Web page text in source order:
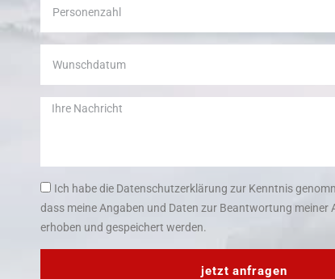
Ich habe die Datenschutzerklärung zur Kenntnis
dass meine Angaben und Daten zur Beantwortung meiner
erhoben und gespeichert werden.
jetzt anfragen